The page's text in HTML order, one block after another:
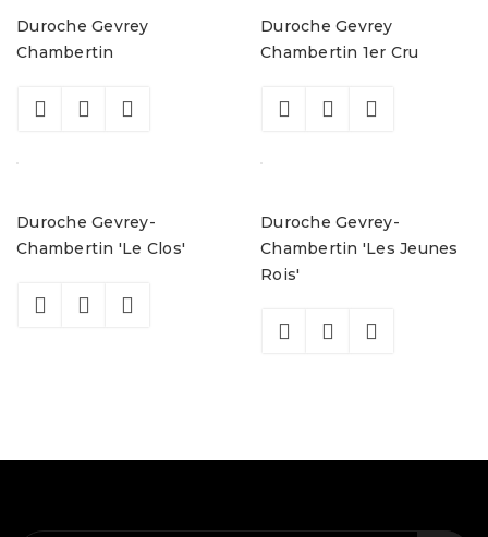
Duroche Gevrey
Chambertin
Duroche Gevrey
Chambertin 1er Cru
Duroche Gevrey-
Chambertin 'Le Clos'
Duroche Gevrey-
Chambertin 'Les Jeunes
Rois'